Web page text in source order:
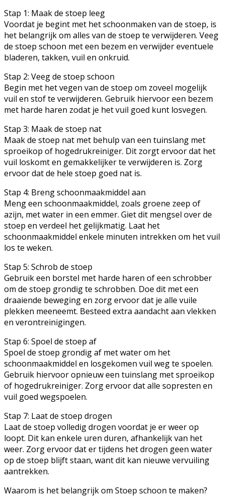
Stap 1: Maak de stoep leeg
Voordat je begint met het schoonmaken van de stoep, is
het belangrijk om alles van de stoep te verwijderen. Veeg
de stoep schoon met een bezem en verwijder eventuele
bladeren, takken, vuil en onkruid.
Stap 2: Veeg de stoep schoon
Begin met het vegen van de stoep om zoveel mogelijk
vuil en stof te verwijderen. Gebruik hiervoor een bezem
met harde haren zodat je het vuil goed kunt losvegen.
Stap 3: Maak de stoep nat
Maak de stoep nat met behulp van een tuinslang met
sproeikop of hogedrukreiniger. Dit zorgt ervoor dat het
vuil loskomt en gemakkelijker te verwijderen is. Zorg
ervoor dat de hele stoep goed nat is.
Stap 4: Breng schoonmaakmiddel aan
Meng een schoonmaakmiddel, zoals groene zeep of
azijn, met water in een emmer. Giet dit mengsel over de
stoep en verdeel het gelijkmatig. Laat het
schoonmaakmiddel enkele minuten intrekken om het vuil
los te weken.
Stap 5: Schrob de stoep
Gebruik een borstel met harde haren of een schrobber
om de stoep grondig te schrobben. Doe dit met een
draaiende beweging en zorg ervoor dat je alle vuile
plekken meeneemt. Besteed extra aandacht aan vlekken
en verontreinigingen.
Stap 6: Spoel de stoep af
Spoel de stoep grondig af met water om het
schoonmaakmiddel en losgekomen vuil weg te spoelen.
Gebruik hiervoor opnieuw een tuinslang met sproeikop
of hogedrukreiniger. Zorg ervoor dat alle sopresten en
vuil goed wegspoelen.
Stap 7: Laat de stoep drogen
Laat de stoep volledig drogen voordat je er weer op
loopt. Dit kan enkele uren duren, afhankelijk van het
weer. Zorg ervoor dat er tijdens het drogen geen water
op de stoep blijft staan, want dit kan nieuwe vervuiling
aantrekken.
Waarom is het belangrijk om Stoep schoon te maken?